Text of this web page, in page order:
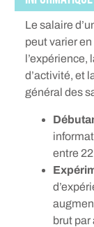
Le salaire
peut varier
l’expérience,
d’activité, et
général des
entre
brut par